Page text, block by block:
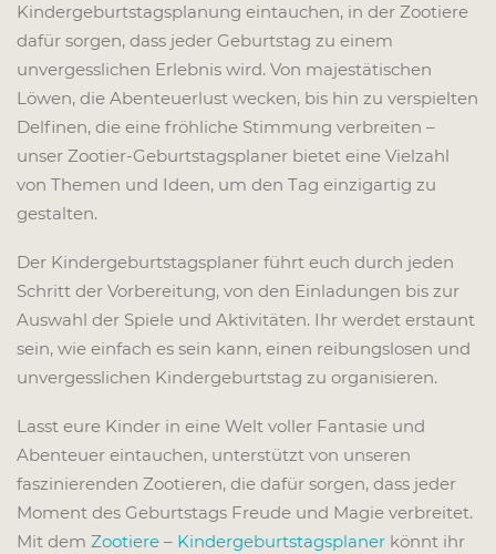
Kindergeburtstagsplanung eintauchen, in der Zootiere
dafür sorgen, dass jeder Geburtstag zu einem
unvergesslichen Erlebnis wird. Von majestätischen
Löwen, die Abenteuerlust wecken, bis hin zu verspielten
Delfinen, die eine fröhliche Stimmung verbreiten –
unser Zootier-Geburtstagsplaner bietet eine Vielzahl
von Themen und Ideen, um den Tag einzigartig zu
gestalten.
Der Kindergeburtstagsplaner führt euch durch jeden
Schritt der Vorbereitung, von den Einladungen bis zur
Auswahl der Spiele und Aktivitäten. Ihr werdet erstaunt
sein, wie einfach es sein kann, einen reibungslosen und
unvergesslichen Kindergeburtstag zu organisieren.
Lasst eure Kinder in eine Welt voller Fantasie und
Abenteuer eintauchen, unterstützt von unseren
faszinierenden Zootieren, die dafür sorgen, dass jeder
Moment des Geburtstags Freude und Magie verbreitet.
Mit dem Zootiere – Kindergeburtstagsplaner könnt ihr